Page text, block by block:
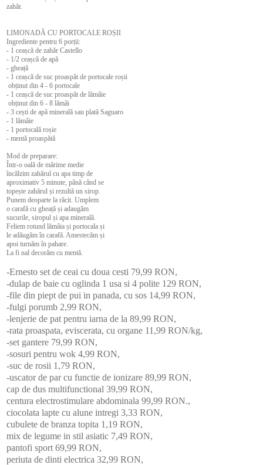
zahăr.
LIMONADĂ CU PORTOCALE ROȘII
Ingrediente pentru 6 porții:
- 1 ceașcă de zahăr Castello
- 1/2 ceașcă de apă
- gheață
- 1 ceașcă de suc proaspăt de portocale roșii
obținut din 4 - 6 portocale
- 1 ceașcă de suc proaspăt de lămâie
obținut din 6 - 8 lămâi
- 3 cești de apă minerală sau plată Saguaro
- 1 lămâie
- 1 portocală roșie
- mentă proaspătă
Mod de preparare:
Într-o oală de mărime medie
încălzim zahărul cu apa timp de
aproximativ 5 minute, până când se
topește zahărul și rezultă un sirop.
Punem deoparte la răcit. Umplem
o carafă cu gheață și adaugăm
sucurile, siropul și apa minerală.
Feliem rotund lămâia și portocala și
le adăugăm în carafă. Amestecăm și
apoi turnăm în pahare.
La fi nal decorăm cu mentă.
-Ernesto set de ceai cu doua cesti 79,99 RON,
-dulap de baie cu oglinda 1 usa si 4 polite 129 RON,
-file din piept de pui in panada, cu sos 14,99 RON,
-fulgi porumb 2,99 RON,
-lenjerie de pat pentru iarna de la 89,99 RON,
-rata proaspata, eviscerata, cu organe 11,99 RON/kg,
-set gantere 79,99 RON,
-sosuri pentru wok 4,99 RON,
-suc de rosii 1,79 RON,
-uscator de par cu functie de ionizare 89,99 RON,
cap de dus multifunctional 39,99 RON,
centura electrostimulare abdominala 99,99 RON.,
ciocolata lapte cu alune intregi 3,33 RON,
cubulete de branza topita 1,19 RON,
mix de legume in stil asiatic 7,49 RON,
pantofi sport 69,99 RON,
periuta de dinti electrica 32,99 RON,